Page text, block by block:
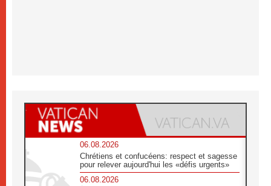
06.08.2026
Chrétiens et confucéens: respect et sagesse
pour relever aujourd'hui les «défis urgents»
06.08.2026